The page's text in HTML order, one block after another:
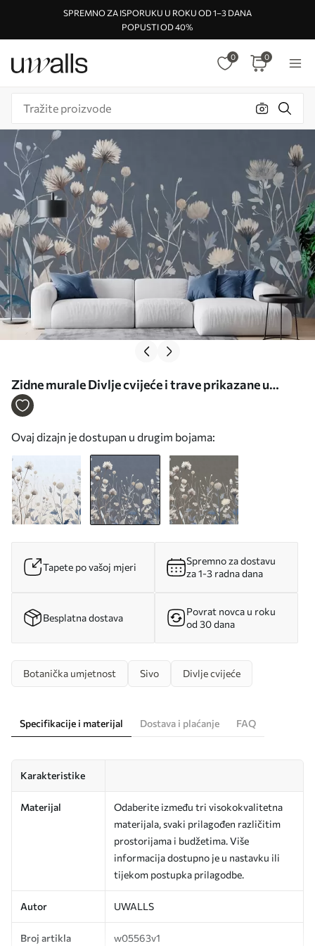
SPREMNO ZA ISPORUKU U ROKU OD 1–3 DANA
POPUSTI OD 40%
0 0
Zidne murale Divlje cvijeće i trave prikazane u
slikarskom stilu na tamnoplavoj pozadini br.
Ovaj dizajn je dostupan u drugim bojama:
Tapete po vašoj mjeri
Spremno za dostavu
za 1-3 radna dana
Besplatna dostava
Povrat novca u roku
od 30 dana
Botanička umjetnost Sivo Divlje cvijeće
Specifikacije i materijal Dostava i plaćanje FAQ
Karakteristike
Materijal
Odaberite između tri visokokvalitetna
materijala, svaki prilagođen različitim
prostorijama i budžetima. Više
informacija dostupno je u nastavku ili
tijekom postupka prilagodbe.
Autor UWALLS
Broj artikla w05563v1